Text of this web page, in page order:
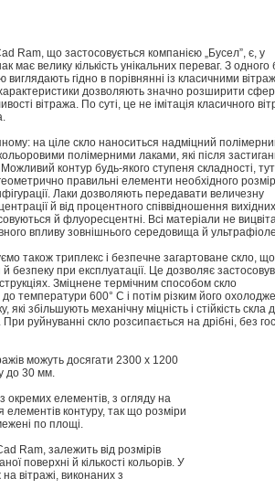
Ram, що застосовується компанією „Бусел”, є, у
має велику кількість унікальних переваг. З одного
виглядають гідно в порівнянні із класичними
характеристики дозволяють значно розширити
вітража. По суті, це не імітація класичного
на ціле скло наноситься надміцний
полімерними лаками, які після
контур будь-якого ступеня складності, тут
правильні елементи необхідного
Лаки дозволяють передавати величезну
й від процентного співвідношення вихідних
й флуоресцентні. Всі матеріали не
впливу зовнішнього середовища й
також триплекс і безпечне загартоване скло, що
й безпеку при експлуатації. Це дозволяє
Зміцнене термічним способом скло
температури 600° С і потім різким його
збільшують механічну міцність і стійкість скла
руйнуванні скло розсипається на дрібні, без
можуть досягати 2300 x 1200
до 30 мм.
окремих елементів, з огляду на
контуру, так що розміри
по площі.
Ram, залежить від розмірів
поверхні й кількості кольорів. У
вітражі, виконаних з